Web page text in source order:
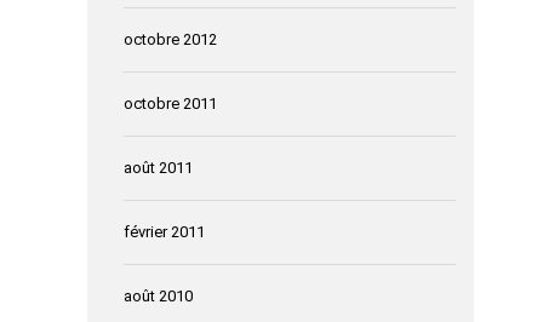
octobre 2012
octobre 2011
août 2011
février 2011
août 2010